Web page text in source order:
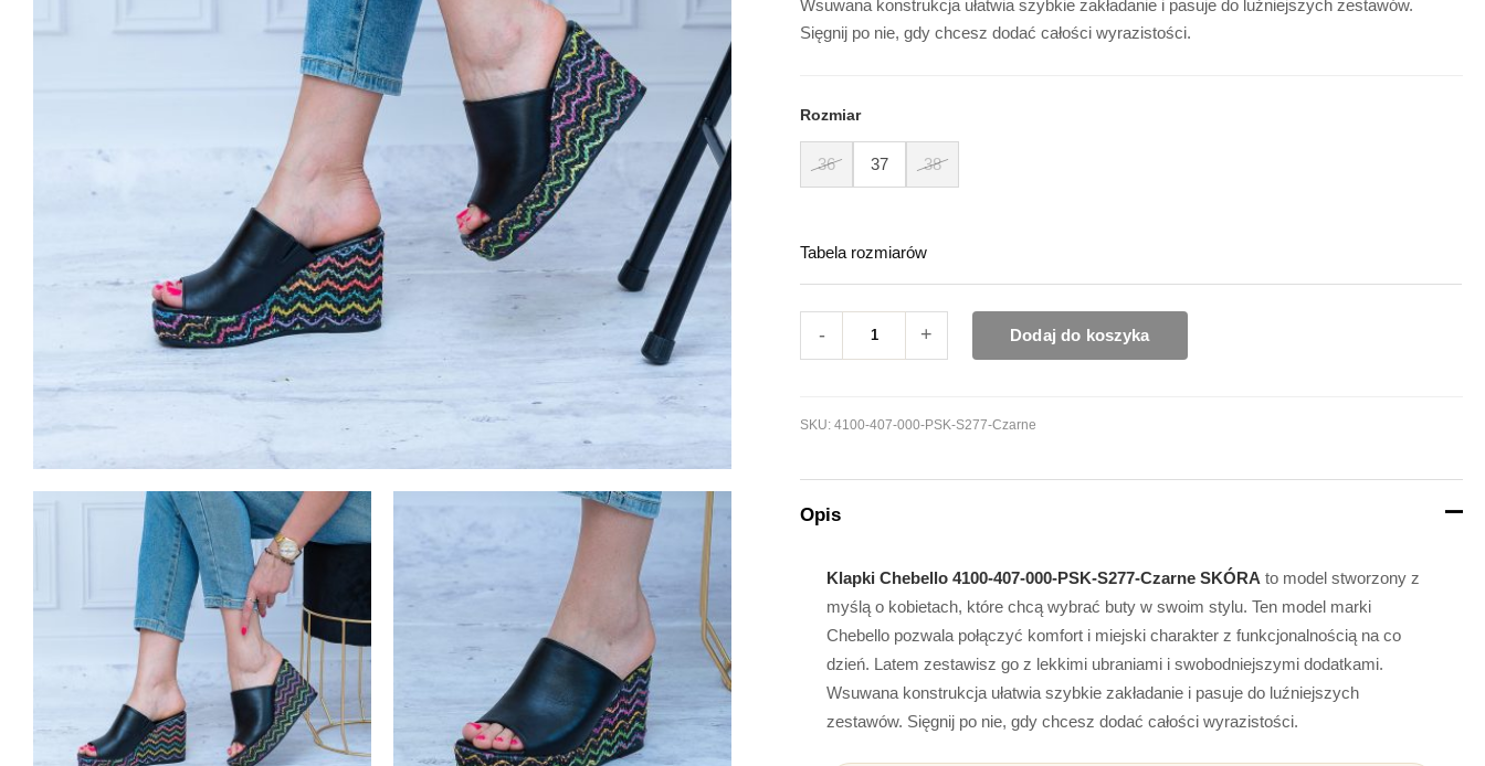
Wsuwana konstrukcja ułatwia szybkie zakładanie i pasuje do luźniejszych zestawów.
Sięgnij po nie, gdy chcesz dodać całości wyrazistości.
Rozmiar
36 37 38
Tabela rozmiarów
- + Dodaj do koszyka
SKU:4100-407-000-PSK-S277-Czarne
Opis
Klapki Chebello 4100-407-000-PSK-S277-Czarne SKÓRA to model stworzony z
myślą o kobietach, które chcą wybrać buty w swoim stylu. Ten model marki
Chebello pozwala połączyć komfort i miejski charakter z funkcjonalnością na co
dzień. Latem zestawisz go z lekkimi ubraniami i swobodniejszymi dodatkami.
Wsuwana konstrukcja ułatwia szybkie zakładanie i pasuje do luźniejszych
zestawów. Sięgnij po nie, gdy chcesz dodać całości wyrazistości.